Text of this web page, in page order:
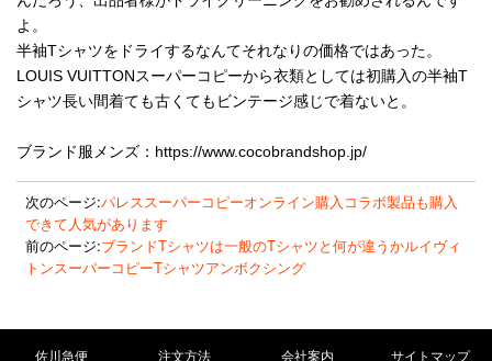
よ。
半袖Tシャツをドライするなんてそれなりの価格ではあった。
LOUIS VUITTONスーパーコピーから衣類としては初購入の半袖T
シャツ長い間着ても古くてもビンテージ感じで着ないと。
ブランド服メンズ：https://www.cocobrandshop.jp/
次のページ:パレススーパーコピーオンライン購入コラボ製品も購入
できて人気があります
前のページ:ブランドTシャツは一般のTシャツと何が違うかルイヴィ
トンスーパーコピーTシャツアンボクシング
佐川急便 注文方法 会社案内 サイトマップ